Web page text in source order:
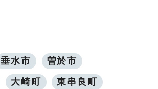
垂水市 曽於市
大崎町 東串良町